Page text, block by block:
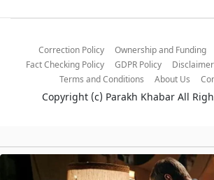
Correction Policy Ownership and Funding
Fact Checking Policy
GDPR Policy Disclaimer
Terms and Conditions
About Us
Copyright (c) Parakh Khabar All